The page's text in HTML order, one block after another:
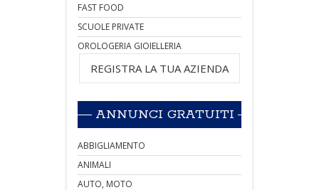
FAST FOOD
SCUOLE PRIVATE
OROLOGERIA GIOIELLERIA
REGISTRA LA TUA AZIENDA
ANNUNCI GRATUITI
ABBIGLIAMENTO
ANIMALI
AUTO, MOTO